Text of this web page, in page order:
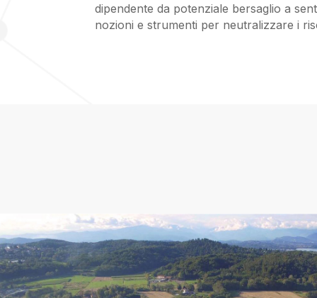
dipendente da potenziale bersaglio a
nozioni e strumenti per neutralizzare i